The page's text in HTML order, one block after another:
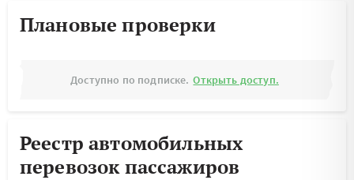
Плановые проверки
Доступно по подписке. Открыть доступ.
Реестр автомобильных
перевозок пассажиров